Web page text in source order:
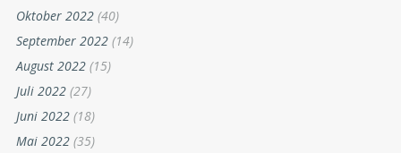
Oktober 2022 (40)
September 2022 (14)
August 2022 (15)
Juli 2022 (27)
Juni 2022 (18)
Mai 2022 (35)